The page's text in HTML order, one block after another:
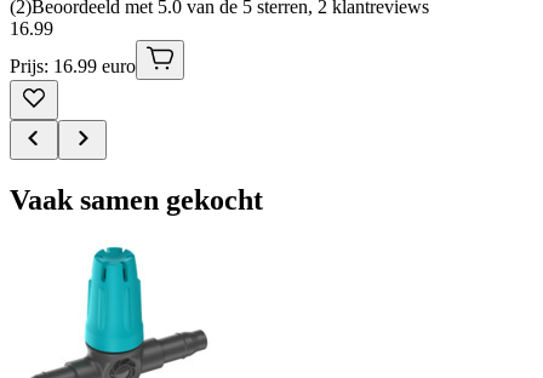
(2)Beoordeeld met 5.0 van de 5 sterren, 2 klantreviews
16.99
Prijs: 16.99 euro
Vaak samen gekocht